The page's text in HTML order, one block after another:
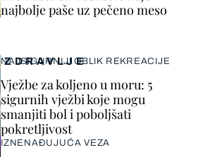
ZDRAVLJE
NAJSIGURNIJI OBLIK REKREACIJE
Vježbe za koljeno u moru: 5
sigurnih vježbi koje mogu
smanjiti bol i poboljšati
pokretljivost
IZNENAĐUJUĆA VEZA
najbolje paše uz pečeno meso